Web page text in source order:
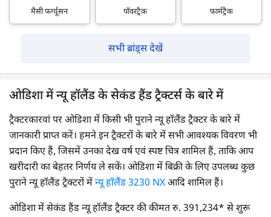
मैसी फर्ग्यूसन पॉवरट्रैक फार्मट्रैक
सभी ब्रांड्स देखें
ओडिशा में न्यू हॉलैंड के सेकंड हैंड ट्रैक्टर्स के बारे में
ट्रैक्टरकारवां पर ओडिशा में किसी भी पुराने न्यू हॉलैंड ट्रैक्टर के बारे में
जानकारी प्राप्त करें। हमने इन ट्रैक्टरों के बारे में सभी आवश्यक विवरण भी
प्रदान किए हैं, जिसमें उनका देख वर्ष एवं स्पष्ट चित्र शामिल हैं, ताकि आप
खरीदारी का बेहतर निर्णय ले सकें। ओडिशा में बिक्री के लिए उपलब्ध कुछ
पुराने न्यू हॉलैंड ट्रैक्टरों मेंन्यू हॉलैंड 3230 NXआदि शामिल हैं।
ओडिशा में सेकंड हैंड न्यू हॉलैंड ट्रैक्टर की कीमत रु. 391,234* से शुरू